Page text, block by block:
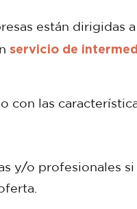
están dirigidas
servicio de
las
y/o profesionales